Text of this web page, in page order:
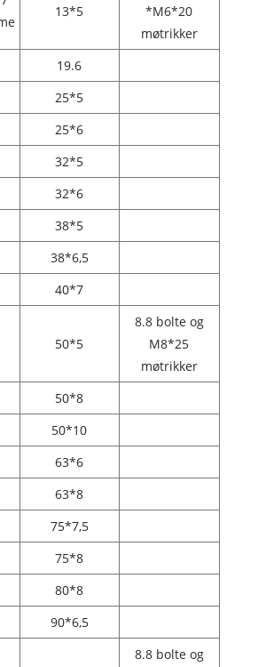
13*5
*M6*20
møtrikker
19.6
25*5
25*6
32*5
32*6
38*5
38*6,5
40*7
50*5
8.8 bolte og
M8*25
møtrikker
50*8
50*10
63*6
63*8
75*7,5
75*8
80*8
90*6,5
8.8 bolte og